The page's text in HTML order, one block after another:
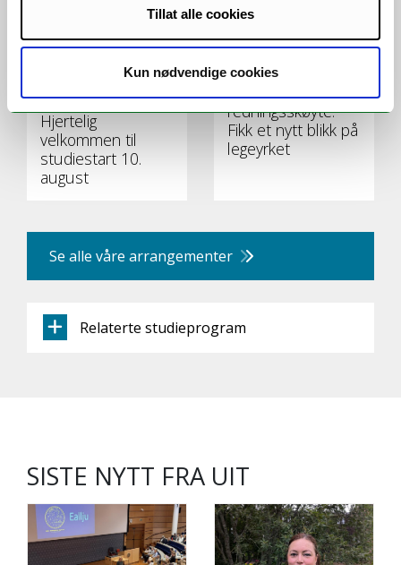
Tillat alle cookies
Kun nødvendige cookies
Hjertelig
velkommen til
studiestart 10.
august
Fra Herkules til
redningsskøyte:
Fikk et nytt blikk på
legeyrket
Se alle våre arrangementer
Relaterte studieprogram
SISTE NYTT FRA UIT